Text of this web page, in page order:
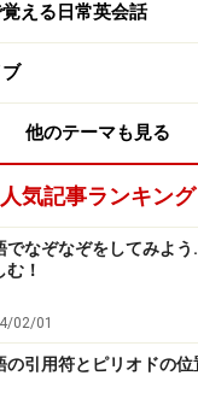
える日常英会話
他のテーマも見る
人気記事ランキング
でなぞなぞをしてみよ
む！
02/01
の引用符とピリオドの位